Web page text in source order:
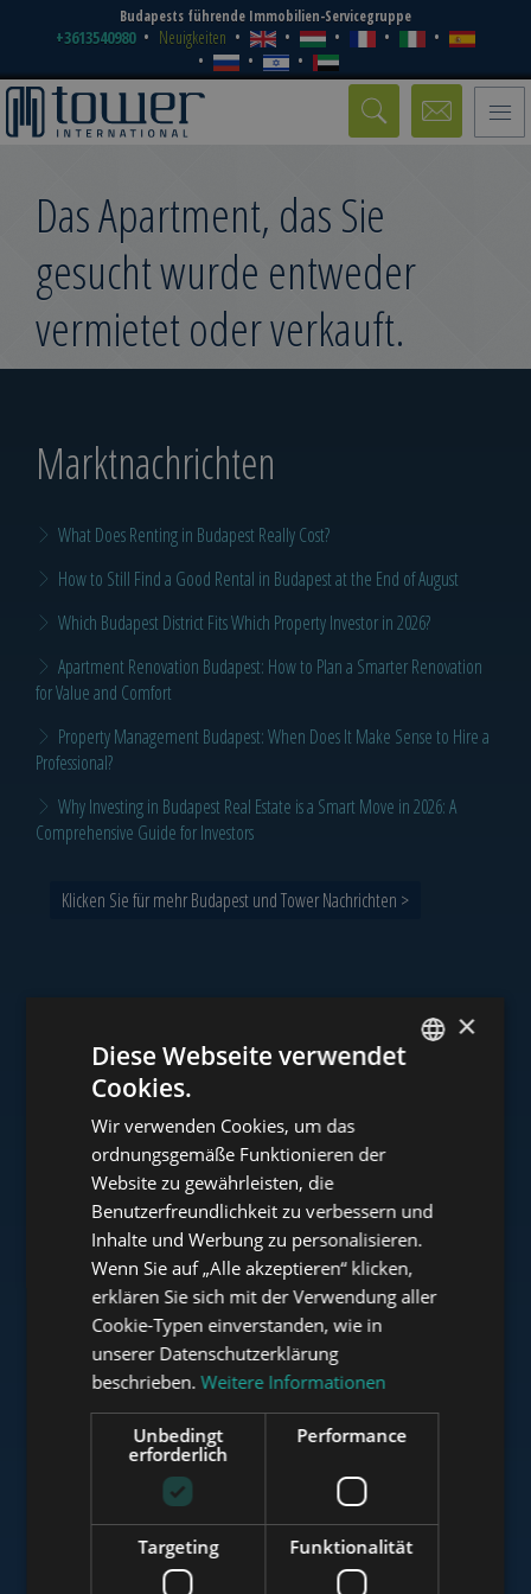
Budapests führende Immobilien-Servicegruppe
+3613540980 Neuigkeiten
Toggle
Das Apartment, das Sie
gesucht wurde entweder
vermietet oder verkauft.
Marktnachrichten
What Does Renting in Budapest Really Cost?
How to Still Find a Good Rental in Budapest at the End of August
Which Budapest District Fits Which Property Investor in 2026?
Apartment Renovation Budapest: How to Plan a Smarter Renovation
for Value and Comfort
Property Management Budapest: When Does It Make Sense to Hire a
Professional?
Why Investing in Budapest Real Estate is a Smart Move in 2026: A
Comprehensive Guide for Investors
Klicken Sie für mehr Budapest und Tower Nachrichten >
Unser Portfolio
www.tower-investments.com
www.towerassistance.com
www.towerconsulting.hu
www.mybudapesthome.com
FRENCH
ITALIAN
SPANISH
RUSSIAN
×
Diese Webseite verwendet
Cookies.
Wir verwenden Cookies, um das
ordnungsgemäße Funktionieren der
Website zu gewährleisten, die
Benutzerfreundlichkeit zu verbessern und
Inhalte und Werbung zu personalisieren.
Wenn Sie auf „Alle akzeptieren“ klicken,
erklären Sie sich mit der Verwendung aller
Cookie-Typen einverstanden, wie in
unserer Datenschutzerklärung
beschrieben. Weitere Informationen
Unbedingt
erforderlich
Performance
Targeting Funktionalität